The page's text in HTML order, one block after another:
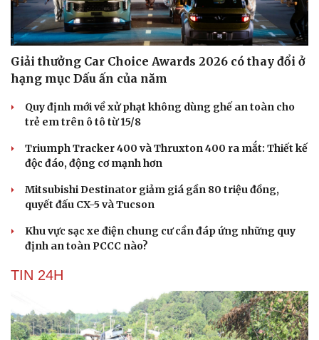
Giải thưởng Car Choice Awards 2026 có thay đổi ở
hạng mục Dấu ấn của năm
Quy định mới về xử phạt không dùng ghế an toàn cho
trẻ em trên ô tô từ 15/8
Triumph Tracker 400 và Thruxton 400 ra mắt: Thiết kế
độc đáo, động cơ mạnh hơn
Mitsubishi Destinator giảm giá gần 80 triệu đồng,
quyết đấu CX-5 và Tucson
Khu vực sạc xe điện chung cư cần đáp ứng những quy
định an toàn PCCC nào?
TIN 24H